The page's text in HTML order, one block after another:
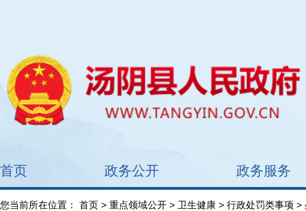
首页 政务公开 政务服务
您当前所在位置： 首页 > 重点领域公开 > 卫生健康 > 行政处罚类事项 >